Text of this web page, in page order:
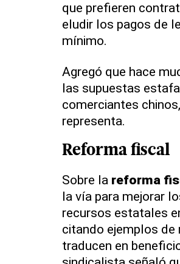
que prefieren
eludir los pagos de
mínimo.
Agregó que hace
las supuestas
comerciantes
representa.
Reforma fiscal
Sobre la reforma
la vía para mejorar
recursos estatales
citando ejemplos
traducen en